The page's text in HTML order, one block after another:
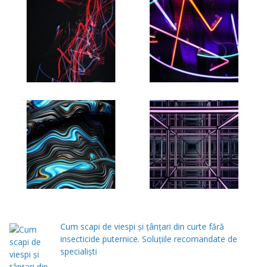
Cum scapi de viespi și țânțari din curte fără
insecticide puternice. Soluțiile recomandate de
specialiști